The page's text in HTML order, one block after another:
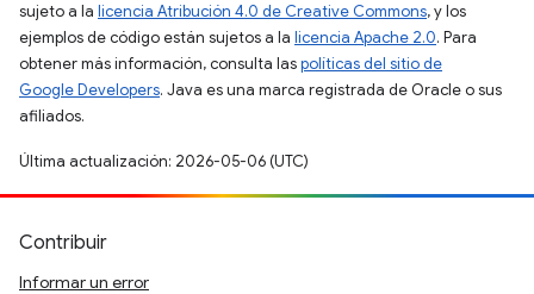
sujeto a la licencia Atribución 4.0 de Creative Commons, y los
ejemplos de código están sujetos a la licencia Apache 2.0. Para
obtener más información, consulta laspolíticas del sitio de
Google Developers. Java es una marca registrada de Oracle o sus
afiliados.
Última actualización: 2026-05-06 (UTC)
Contribuir
Informar un error